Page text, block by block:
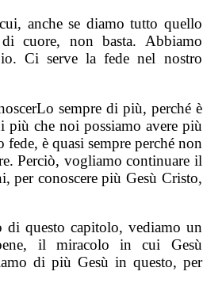
anche se diamo tutto quello
cuore, non basta. Abbiamo
Ci serve la fede nel nostro
sempre di più, perché è
più che noi possiamo avere più
è quasi sempre perché non
Perciò, vogliamo continuare il
per conoscere più Gesù Cristo,
questo capitolo, vediamo un
il miracolo in cui Gesù
di più Gesù in questo, per